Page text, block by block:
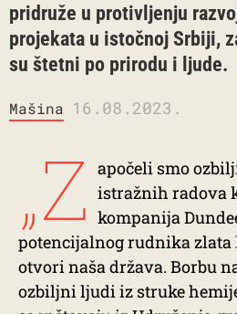
pridruže u protivljenju
projekata u istočnoj Srbiji,
su štetni po prirodu i ljude.
Mašina 16.08.2023.
„Z apočeli smo
istražnih radova
kompanija
potencijalnog rudnika zlata
otvori naša država. Borbu
ozbiljni ljudi iz struke